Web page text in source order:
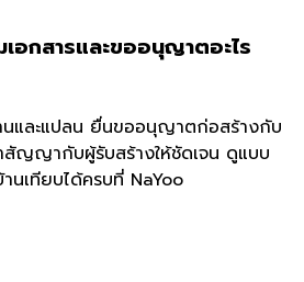
อกสารและขออนุญาตอะไร
นและแปลน ยื่นขออนุญาตก่อสร้างกับ
ญญากับผู้รับสร้างให้ชัดเจน ดูแบบ
นเทียบได้ครบที่ NaYoo